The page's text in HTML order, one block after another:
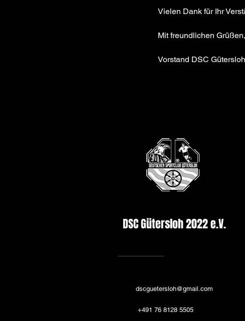
Vielen Dank für Ihr
Mit freundlichen Grüßen,
Vorstand DSC
DSC Gütersloh 2022 e.V.
dscguetersloh@gmail.com
+491 76 8128 5505